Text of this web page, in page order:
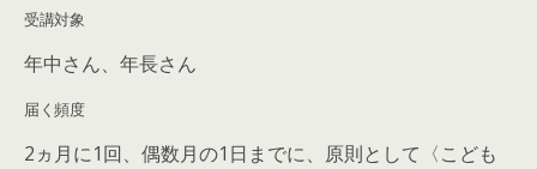
受講対象
年中さん、年長さん
届く頻度
2ヵ月に1回、偶数月の1日までに、原則として〈こども